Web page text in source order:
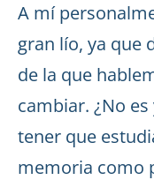
A mí
gran lío, ya que
de la que
cambiar. ¿No
tener que
memoria como